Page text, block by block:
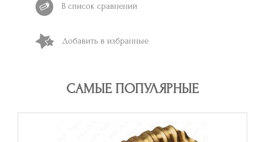
В список сравнений
Добавить в избранные
САМЫЕ ПОПУЛЯРНЫЕ